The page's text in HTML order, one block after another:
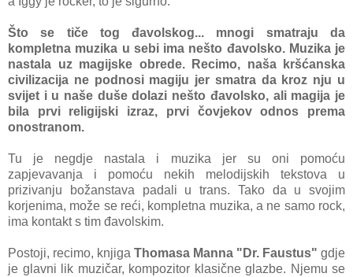
Što se tiče tog đavolskog... mnogi smatraju da
kompletna muzika u sebi ima nešto đavolsko. Muzika je
nastala uz magijske obrede. Recimo, naša kršćanska
civilizacija ne podnosi magiju jer smatra da kroz nju u
svijet i u naše duše dolazi nešto đavolsko, ali magija je
bila prvi religijski izraz, prvi čovjekov odnos prema
onostranom.
Tu je negdje nastala i muzika jer su oni pomoću
zapjevavanja i pomoću nekih melodijskih tekstova u
prizivanju božanstava padali u trans. Tako da u svojim
korjenima, može se reći, kompletna muzika, a ne samo rock,
ima kontakt s tim đavolskim.
Postoji, recimo, knjiga Thomasa Manna "Dr. Faustus" gdje
je glavni lik muzičar, kompozitor klasične glazbe. Njemu se